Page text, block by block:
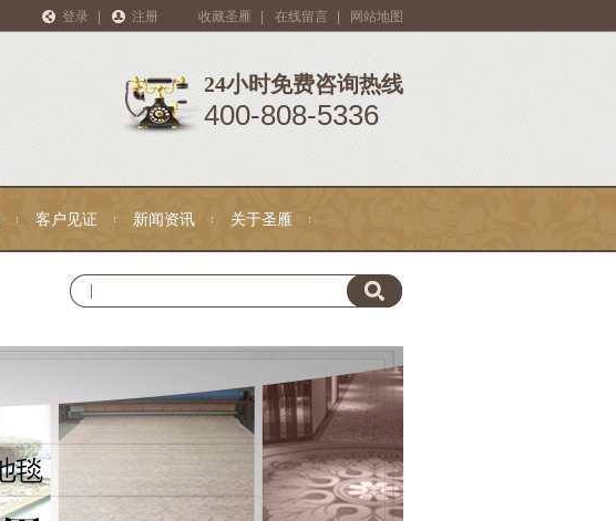
登录 注册 收藏圣雁 在线留言 网站地图
24小时免费咨询热线
400-808-5336
客户见证 新闻资讯 关于圣雁